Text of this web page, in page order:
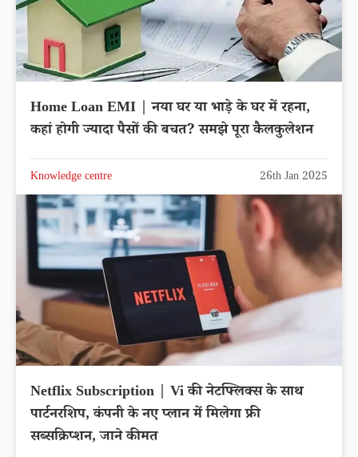
Home Loan EMI | नया घर या भाड़े के घर में रहना,
कहां होगी ज्यादा पैसों की बचत? समझे पूरा कैलकुलेशन
Knowledge centre 26th Jan 2025
Netflix Subscription | Vi की नेटफ्लिक्स के साथ
पार्टनरशिप, कंपनी के नए प्लान में मिलेगा फ्री
सब्सक्रिप्शन, जाने कीमत